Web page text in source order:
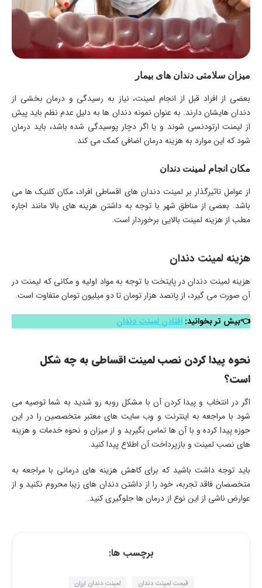
میزان سلامتی دندان های بیمار
بعضی از افراد قبل از انجام لمینت، نیاز به رسیدگی و درمان بخشی از
دندان هایشان دارند. به عنوان نمونه دندان ها به دلیل عدم نظم باید پیش
از لیمنت ارتودنسی شوند و یا اگر دچار پوسیدگی شده باشد، باید درمان
شود که این موارد به هزینه درمان اضافی کمک می کند.
مکان انجام لمینت دندان
از عوامل تاثیرگذار بر لمینت دندان های اقساطی افراد، مکان کلنیک ها می
باشد. بعضی از مناطق شهر با توجه به داشتن هزینه های بالا مانند اجاره
مطب از هزینه لمینت بالایی برخوردار است.
هزینه لمینت دندان
هزینه لمینت دندان در پایتخت با توجه به مواد اولیه و مکانی که لیمنت در
آن صورت می گیرد، از پانصد هزار تومان تا دو میلیون تومان متفاوت است.
👈بیش تر بخوانید: افتادن لمینت دندان
نحوه پیدا کردن نصب لمینت اقساطی به چه شکل
است؟
اگر در انتخاب و پیدا کردن آن با مشکل روبه رو شدید به شما توصیه می
شود با مراجعه به اینترنت و وب سایت های معتبر متخصصین را در این
حوزه پیدا کرده و با آن ها تماس بگیرید و از میزان و نحوه خدمات و هزینه
های نصب لمینت و بازپرداخت آن اطلاع پیدا کنید.
باید توجه داشت باشید که برای کاهش هزینه های درمانی با مراجعه به
متخصصان فاقد تجربه، خود را از داشتن دندان های زیبا محروم نکنید و از
عوارض ناشی از این نوع از درمان ها جلوگیری کنید.
برچسب ها:
قیمت لمینت دندان لمینت دندان ارزان